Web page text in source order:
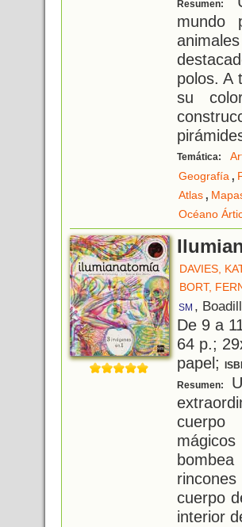
Resumen:
mundo
polos. A
su
Temática:
Geografía,
Atlas,
Océano
DAVIES,
BORT,
SM ,
De 9 a
64 p.;
papel;
Resumen:
cuerpo
cuerpo
interior